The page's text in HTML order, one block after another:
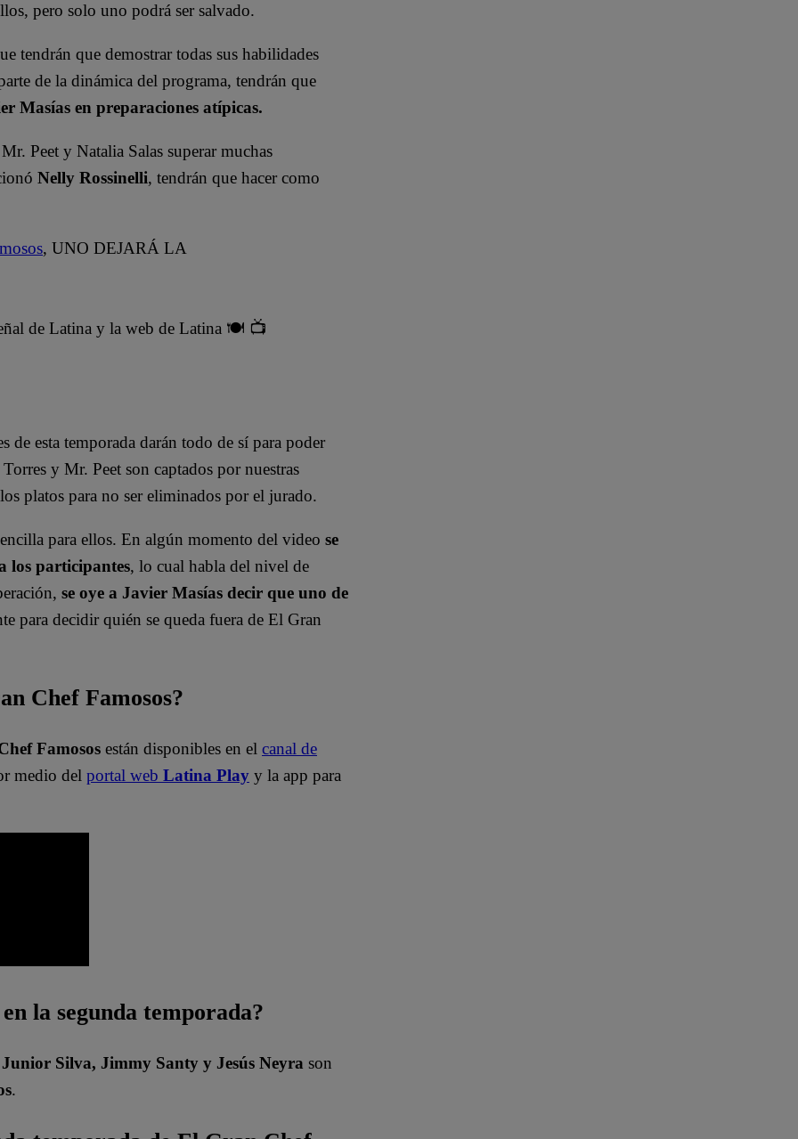
pero solo uno podrá ser salvado.
tendrán que demostrar todas sus habilidades
de la dinámica del programa, tendrán que
Masías en preparaciones atípicas.
Peet y Natalia Salas superar muchas
Nelly Rossinelli, tendrán que hacer como
, UNO DEJARÁ LA
de Latina y la web de Latina 🍽 📺
de esta temporada darán todo de sí para poder
y Mr. Peet son captados por nuestras
platos para no ser eliminados por el jurado.
para ellos. En algún momento del video se
los participantes, lo cual habla del nivel de
se oye a Javier Masías decir que uno de
para decidir quién se queda fuera de El Gran
Chef Famosos?
Famosos están disponibles en el canal de
medio del portal web Latina Play y la app para
la segunda temporada?
Silva, Jimmy Santy y Jesús Neyra son
.